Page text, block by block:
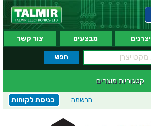
יצרנים מבצעים צור קשר
קטגוריות מוצרים
כניסת לקוחות הרשמה